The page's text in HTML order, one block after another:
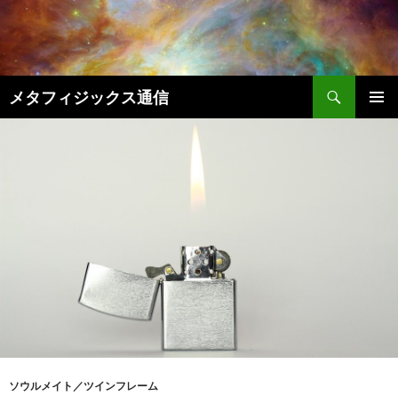
テ
ン
へ
メタフィジックス通信
索
ソウルメイト／ツインフレーム